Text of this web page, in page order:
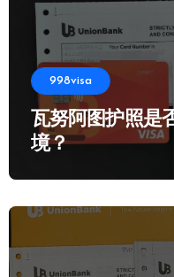
998visa
瓦努阿图护照是
境？